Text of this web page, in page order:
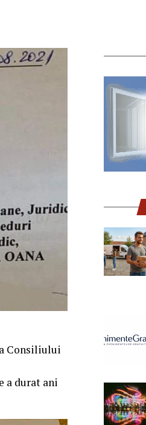
Consiliului
a durat ani